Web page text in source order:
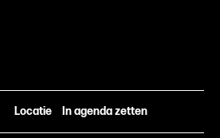
Locatie In agenda zetten